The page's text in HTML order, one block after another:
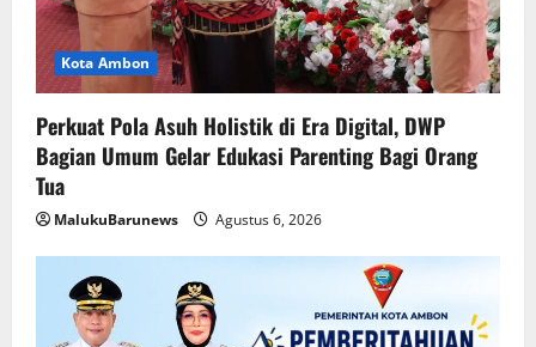
Kota Ambon
Perkuat Pola Asuh Holistik di Era Digital, DWP
Bagian Umum Gelar Edukasi Parenting Bagi Orang
Tua
MalukuBarunews Agustus 6, 2026